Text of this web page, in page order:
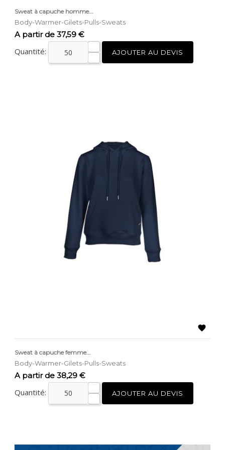
Sweat à capuche homme...
Body-Warmer-Gilets-Pulls-Sweats
Prix
A partir de 37,59 €
Quantité: AJOUTER AU DEVIS

Sweat à capuche femme...
Body-Warmer-Gilets-Pulls-Sweats
Prix
A partir de 38,29 €
Quantité: AJOUTER AU DEVIS